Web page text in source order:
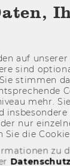
Wien)
auf
sind
stim­men
mehr.
nur
Sie die
zu